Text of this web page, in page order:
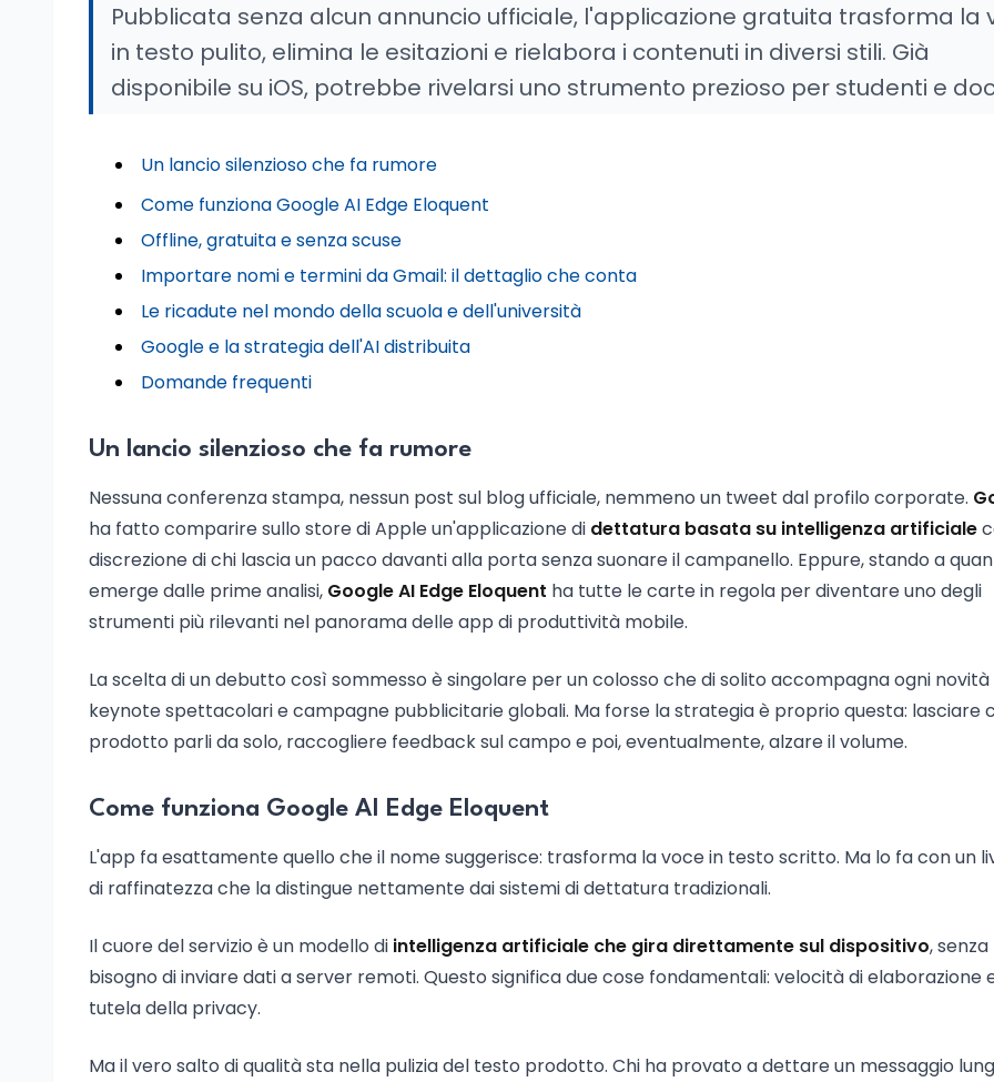
Pubblicata senza alcun annuncio ufficiale, l'applicazione gratuita trasforma la
in testo pulito, elimina le esitazioni e rielabora i contenuti in diversi stili. Già
disponibile su iOS, potrebbe rivelarsi uno strumento prezioso per studenti e
Un lancio silenzioso che fa rumore
Come funziona Google AI Edge Eloquent
Offline, gratuita e senza scuse
Importare nomi e termini da Gmail: il dettaglio che conta
Le ricadute nel mondo della scuola e dell'università
Google e la strategia dell'AI distribuita
Domande frequenti
Un lancio silenzioso che fa rumore
Nessuna conferenza stampa, nessun post sul blog ufficiale, nemmeno un tweet dal profilo corporate.
ha fatto comparire sullo store di Apple un'applicazione di dettatura basata su intelligenza artificiale
discrezione di chi lascia un pacco davanti alla porta senza suonare il campanello. Eppure, stando a
emerge dalle prime analisi, Google AI Edge Eloquent ha tutte le carte in regola per diventare uno degli
strumenti più rilevanti nel panorama delle app di produttività mobile.
La scelta di un debutto così sommesso è singolare per un colosso che di solito accompagna ogni
keynote spettacolari e campagne pubblicitarie globali. Ma forse la strategia è proprio questa: lasciare
prodotto parli da solo, raccogliere feedback sul campo e poi, eventualmente, alzare il volume.
Come funziona Google AI Edge Eloquent
L'app fa esattamente quello che il nome suggerisce: trasforma la voce in testo scritto. Ma lo fa con un
di raffinatezza che la distingue nettamente dai sistemi di dettatura tradizionali.
Il cuore del servizio è un modello di intelligenza artificiale che gira direttamente sul dispositivo, senza
bisogno di inviare dati a server remoti. Questo significa due cose fondamentali: velocità di elaborazione
tutela della privacy.
Ma il vero salto di qualità sta nella pulizia del testo prodotto. Chi ha provato a dettare un messaggio